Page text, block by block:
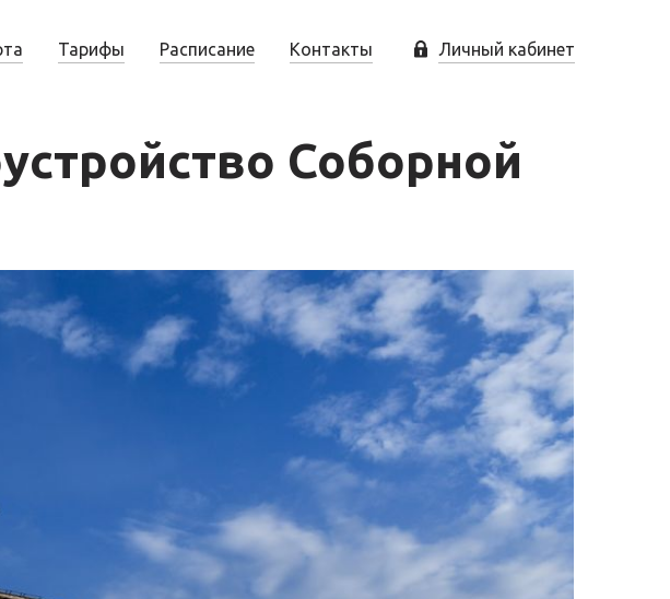
Тарифы Расписание Контакты Личный кабинет
Соборной